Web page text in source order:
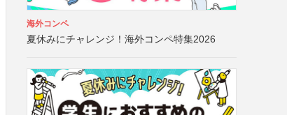
海外コンペ
夏休みにチャレンジ！海外コンペ特集2026